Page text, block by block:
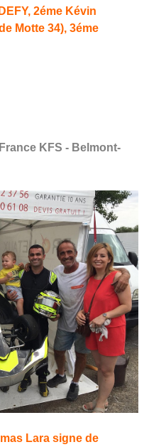
2éme Kévin
Motte 34), 3éme
KFS - Belmont-
Lara signe de